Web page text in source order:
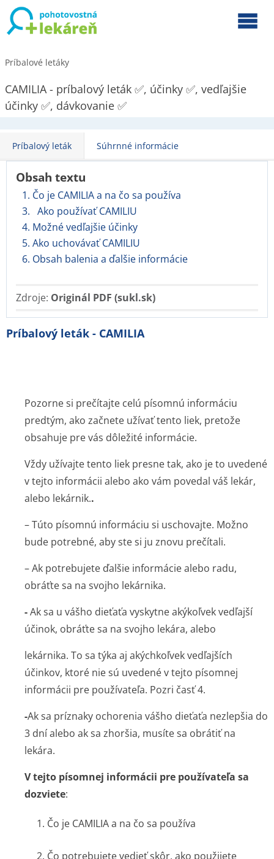
Príbalové letáky
CAMILIA - príbalový leták ✅, účinky ✅, vedľajšie
účinky ✅, dávkovanie ✅
Príbalový leták Súhrnné informácie
Obsah textu
1. Čo je CAMILIA a na čo sa používa
3. Ako používať CAMILIU
4. Možné vedľajšie účinky
5. Ako uchovávať CAMILIU
6. Obsah balenia a ďalšie informácie
Zdroje: Originál PDF (sukl.sk)
Príbalový leták - CAMILIA
Pozorne si prečítajte celú písomnú informáciu
predtým, ako začnete užívať tento liek, pretože
obsahuje pre vás dôležité informácie.
Vždy užívajte tento liek presne tak, ako je to uvedené
v tejto informácii alebo ako vám povedal váš lekár,
alebo lekárnik..
– Túto písomnú informáciu si uschovajte. Možno
bude potrebné, aby ste si ju znovu prečítali.
– Ak potrebujete ďalšie informácie alebo radu,
obráťte sa na svojho lekárnika.
-Ak sa u vášho dieťaťa vyskytne akýkoľvek vedľajší
účinok, obráťte sa na svojho lekára, alebo
lekárnika. To sa týka aj akýchkoľvek vedľajších
účinkov, ktoré nie sú uvedené v tejto písomnej
informácii pre používateľa. Pozri časť 4.
-Ak sa príznaky ochorenia vášho dieťaťa nezlepšia do
3 dní alebo ak sa zhoršia, musíte sa obrátiť na
lekára.
V tejto písomnej informácii pre používateľa sa
dozviete:
1. Čo je CAMILIA a na čo sa používa
2. Čo potrebujete vedieť skôr, ako použijete